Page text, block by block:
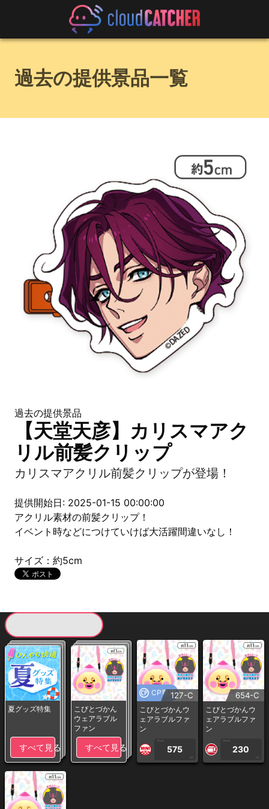
過去の提供景品一覧
過去の提供景品
【天堂天彦】カリスマアク
リル前髪クリップ
カリスマアクリル前髪クリップが登場！
提供開始日: 2025-01-15 00:00:00
アクリル素材の前髪クリップ！
イベント時などにつけていけば大活躍間違いなし！
サイズ：約5cm
夏グッズ特集
すべて見る
こびとづかん
ウェアラブル
ファン
すべて見る
CP専用127-C
こびとづかんウ
ェアラブルファ
ン
1PLAY
575
CP
654-C
こびとづかんウ
ェアラブルファ
ン
1PLAY
230
CP